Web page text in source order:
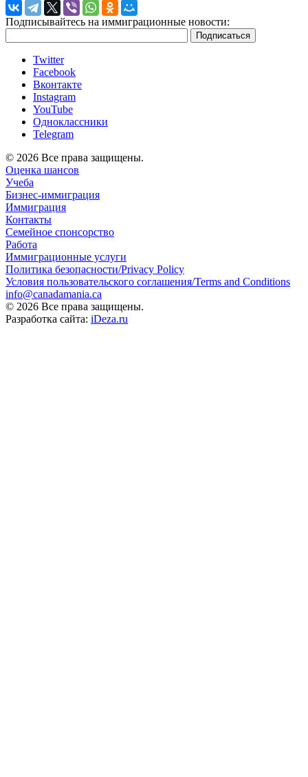
Подписывайтесь на иммиграционные новости:
Twitter
Facebook
Вконтакте
Instagram
YouTube
Одноклассники
Telegram
© 2026 Все права защищены.
Оценка шансов
Учеба
Бизнес-иммиграция
Иммиграция
Контакты
Семейное спонсорство
Работа
Иммиграционные услуги
Политика безопасности/Privacy Policy
Условия пользовательского соглашения/Terms and Conditions
info@canadamania.ca
© 2026 Все права защищены.
Разработка сайта: iDeza.ru